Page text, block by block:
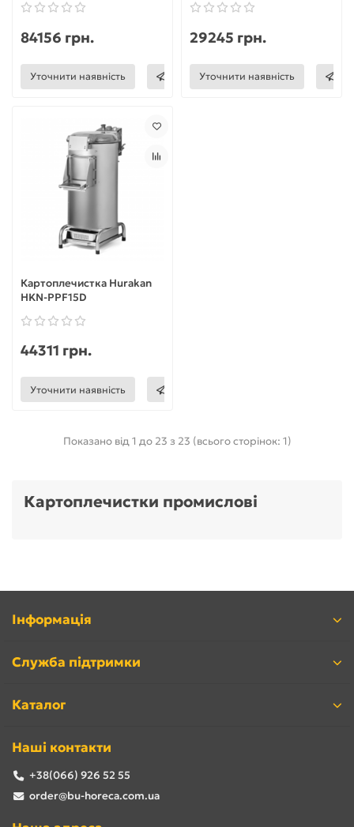
84156 грн.
Уточнити наявність
29245 грн.
Уточнити наявність
Картоплечистка Hurakan
HKN-PPF15D
44311 грн.
Уточнити наявність
Показано від 1 до 23 з 23 (всього сторінок: 1)
Картоплечистки промислові
Інформація
Служба підтримки
Каталог
Наші контакти
+38(066) 926 52 55
order@bu-horeca.com.ua